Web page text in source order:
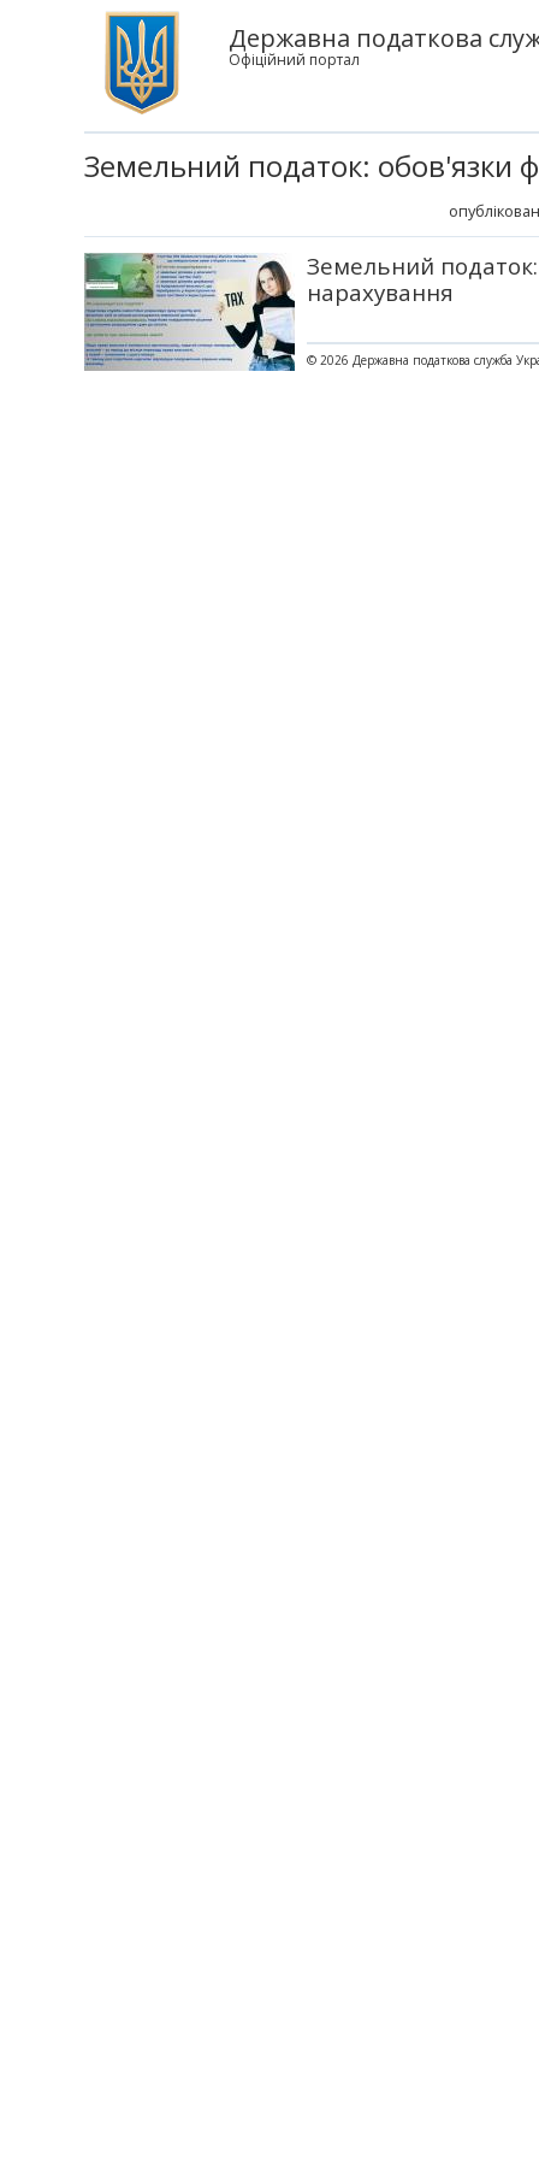
Державна податкова
Офіційний портал
Земельний податок: обов'язки
Земельний
нарахування
© 2026 Державна податкова служба